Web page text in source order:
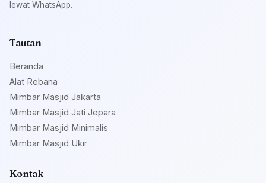
lewat WhatsApp.
Tautan
Beranda
Alat Rebana
Mimbar Masjid Jakarta
Mimbar Masjid Jati Jepara
Mimbar Masjid Minimalis
Mimbar Masjid Ukir
Kontak